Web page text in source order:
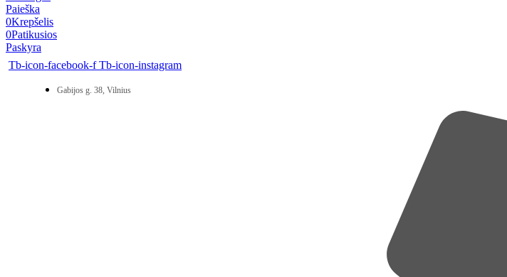
Paieška
0Krepšelis
0Patikusios
Paskyra
Tb-icon-facebook-f Tb-icon-instagram
Gabijos g. 38, Vilnius